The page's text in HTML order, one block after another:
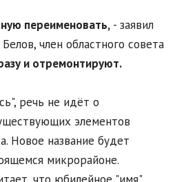
переименовать, - заявил
член областного совета
и отремонтируют.
речь не идёт о
элементов
Новое название будет
микрорайоне.